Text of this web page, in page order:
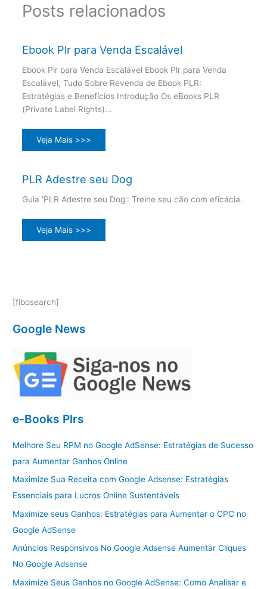
Posts relacionados
Ebook Plr para Venda Escalável
Ebook Plr para Venda Escalável Ebook Plr para Venda
Escalável, Tudo Sobre Revenda de Ebook PLR:
Estratégias e Benefícios Introdução Os eBooks PLR
(Private Label Rights)…
Veja Mais >>>
PLR Adestre seu Dog
Guia 'PLR Adestre seu Dog': Treine seu cão com eficácia.
Veja Mais >>>
[fibosearch]
Google News
e-Books Plrs
Melhore Seu RPM no Google AdSense: Estratégias de Sucesso
para Aumentar Ganhos Online
Maximize Sua Receita com Google Adsense: Estratégias
Essenciais para Lucros Online Sustentáveis
Maximize seus Ganhos: Estratégias para Aumentar o CPC no
Google AdSense
Anúncios Responsivos No Google Adsense Aumentar Cliques
No Google Adsense
Maximize Seus Ganhos no Google AdSense: Como Analisar e